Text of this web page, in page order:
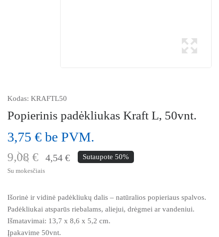
Kodas: KRAFTL50
Popierinis padėkliukas Kraft L, 50vnt.
3,75 € be PVM.
9,08 € 4,54 € Sutaupote 50%
Su mokesčiais
Išorinė ir vidinė padėkliukų dalis – natūralios popieriaus spalvos.
Padėkliukai atsparūs riebalams, aliejui, drėgmei ar vandeniui.
Išmatavimai: 13,7 x 8,6 x 5,2 cm.
Įpakavime 50vnt.